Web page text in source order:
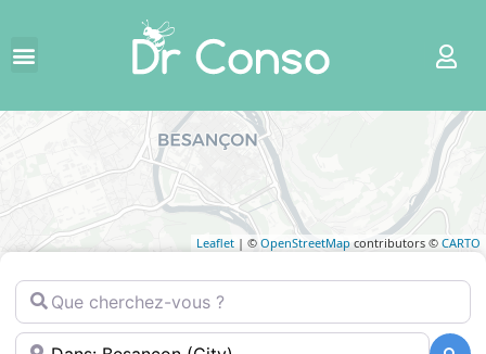
Leaflet | © OpenStreetMap contributors © CARTO
Que cherchez-vous ?
Où ?